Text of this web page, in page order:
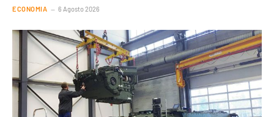
ECONOMIA 6 Agosto 2026